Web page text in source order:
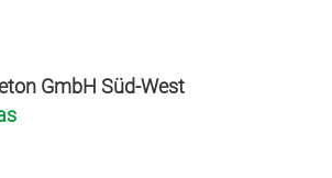
GmbH Süd-West